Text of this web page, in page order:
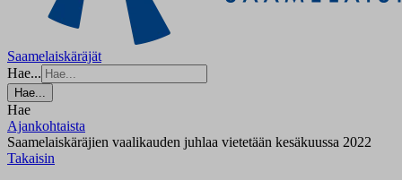
Saamelaiskäräjät
Hae...
Hae...
Hae
Ajankohtaista
Saamelaiskäräjien vaalikauden juhlaa vietetään kesäkuussa 2022
Takaisin